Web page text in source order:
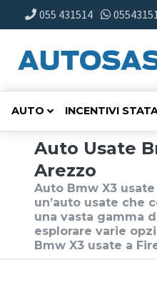
055 431514
AUTO INCENTIVI
Auto Usate
Arezzo
Auto Bmw X3
un’auto usate che
una vasta gamma
esplorare varie
Bmw X3 usate a